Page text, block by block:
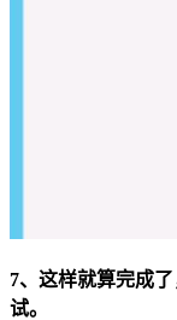
7、这样就算完成
试。